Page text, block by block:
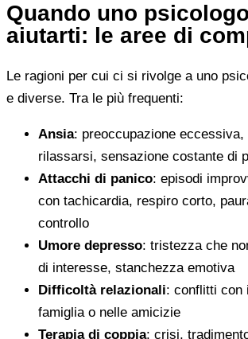
Quando uno
aiutarti: le aree di
Le ragioni per cui ci si rivolge a uno
e diverse. Tra le più frequenti:
Ansia: preoccupazione
rilassarsi, sensazione costante di
Attacchi di panico: episodi
con tachicardia, respiro corto,
controllo
Umore depresso: tristezza che
di interesse, stanchezza emotiva
Difficoltà relazionali: conflitti con
famiglia o nelle amicizie
Terapia di coppia: crisi,